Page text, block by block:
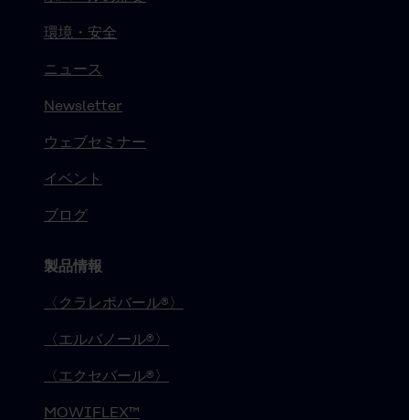
環境・安全
ニュース
Newsletter
ウェブセミナー
イベント
ブログ
製品情報
〈クラレポバール®〉
〈エルバノール®〉
〈エクセバール®〉
MOWIFLEX™